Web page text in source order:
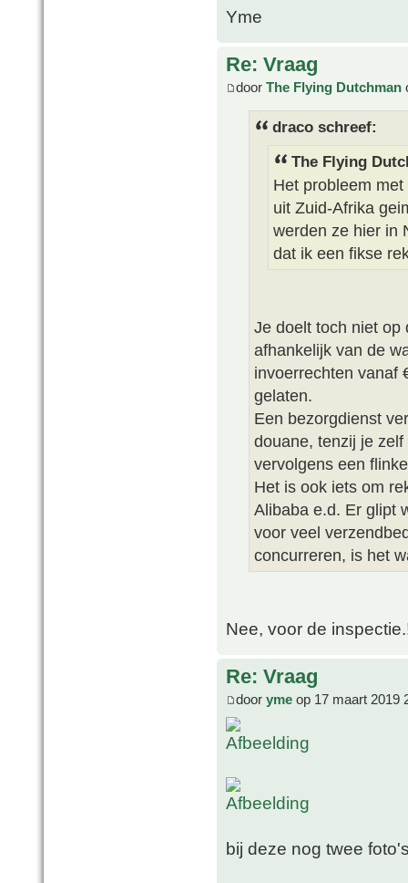
Yme
Re: Vraag
door The Flying Dutchman
draco schreef:
The Flying
Het probleem
uit Zuid-Afrika
werden ze hier in
dat ik een fikse
Je doelt toch niet op
afhankelijk van de
invoerrechten vanaf
gelaten.
Een bezorgdienst
douane, tenzij je
vervolgens een
Het is ook iets om
Alibaba e.d. Er glipt
voor veel
concurreren, is het
Nee, voor de
Re: Vraag
door yme op 17 maart 2019
bij deze nog twee